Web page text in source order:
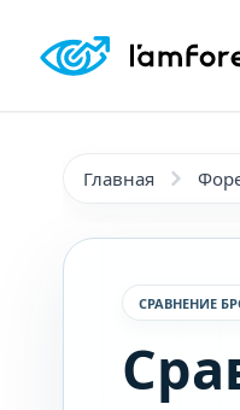
Главная
СРАВНЕНИЕ